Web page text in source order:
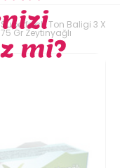
Superfresh Ton Baligi 3 X
75 Gr Zeytinyağlı